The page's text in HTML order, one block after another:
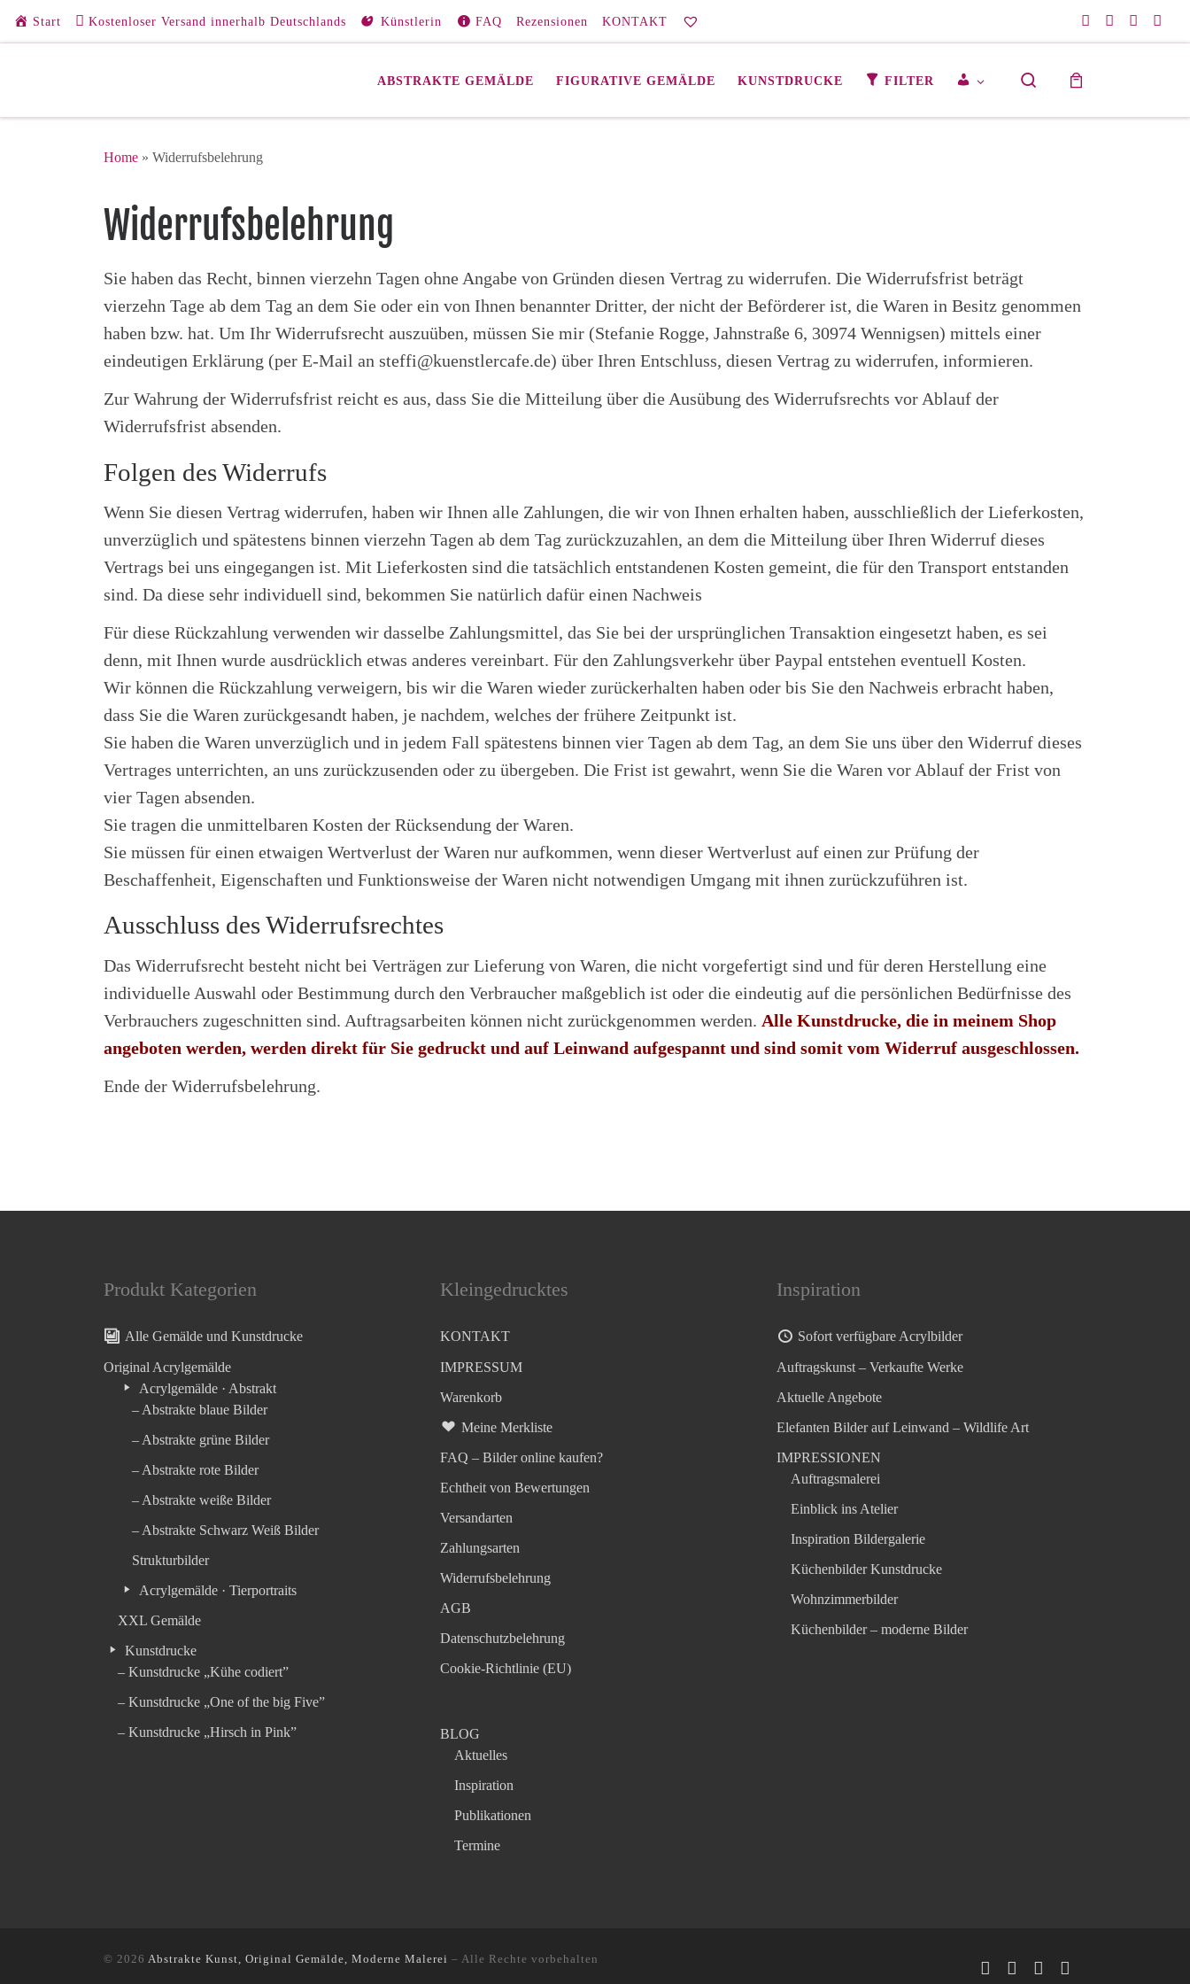
Zum Inhalt springen
Start Kostenloser Versand innerhalb Deutschlands Künstlerin FAQ Rezensionen KONTAKT
ABSTRAKTE GEMÄLDE FIGURATIVE GEMÄLDE KUNSTDRUCKE FILTER
M
I
Search
Home » Widerrufsbelehrung
Widerrufsbelehrung
Sie haben das Recht, binnen vierzehn Tagen ohne Angabe von Gründen diesen Vertrag zu widerrufen. Die Widerrufsfrist beträgt
vierzehn Tage ab dem Tag an dem Sie oder ein von Ihnen benannter Dritter, der nicht der Beförderer ist, die Waren in Besitz genommen
haben bzw. hat. Um Ihr Widerrufsrecht auszuüben, müssen Sie mir (Stefanie Rogge, Jahnstraße 6, 30974 Wennigsen) mittels einer
eindeutigen Erklärung (per E-Mail an steffi@kuenstlercafe.de) über Ihren Entschluss, diesen Vertrag zu widerrufen, informieren.
Zur Wahrung der Widerrufsfrist reicht es aus, dass Sie die Mitteilung über die Ausübung des Widerrufsrechts vor Ablauf der
Widerrufsfrist absenden.
Folgen des Widerrufs
Wenn Sie diesen Vertrag widerrufen, haben wir Ihnen alle Zahlungen, die wir von Ihnen erhalten haben, ausschließlich der Lieferkosten,
unverzüglich und spätestens binnen vierzehn Tagen ab dem Tag zurückzuzahlen, an dem die Mitteilung über Ihren Widerruf dieses
Vertrags bei uns eingegangen ist. Mit Lieferkosten sind die tatsächlich entstandenen Kosten gemeint, die für den Transport entstanden
sind. Da diese sehr individuell sind, bekommen Sie natürlich dafür einen Nachweis
Für diese Rückzahlung verwenden wir dasselbe Zahlungsmittel, das Sie bei der ursprünglichen Transaktion eingesetzt haben, es sei
denn, mit Ihnen wurde ausdrücklich etwas anderes vereinbart. Für den Zahlungsverkehr über Paypal entstehen eventuell Kosten.
Wir können die Rückzahlung verweigern, bis wir die Waren wieder zurückerhalten haben oder bis Sie den Nachweis erbracht haben,
dass Sie die Waren zurückgesandt haben, je nachdem, welches der frühere Zeitpunkt ist.
Sie haben die Waren unverzüglich und in jedem Fall spätestens binnen vier Tagen ab dem Tag, an dem Sie uns über den Widerruf dieses
Vertrages unterrichten, an uns zurückzusenden oder zu übergeben. Die Frist ist gewahrt, wenn Sie die Waren vor Ablauf der Frist von
vier Tagen absenden.
Sie tragen die unmittelbaren Kosten der Rücksendung der Waren.
Sie müssen für einen etwaigen Wertverlust der Waren nur aufkommen, wenn dieser Wertverlust auf einen zur Prüfung der
Beschaffenheit, Eigenschaften und Funktionsweise der Waren nicht notwendigen Umgang mit ihnen zurückzuführen ist.
Ausschluss des Widerrufsrechtes
Das Widerrufsrecht besteht nicht bei Verträgen zur Lieferung von Waren, die nicht vorgefertigt sind und für deren Herstellung eine
individuelle Auswahl oder Bestimmung durch den Verbraucher maßgeblich ist oder die eindeutig auf die persönlichen Bedürfnisse des
Verbrauchers zugeschnitten sind. Auftragsarbeiten können nicht zurückgenommen werden. Alle Kunstdrucke, die in meinem Shop
angeboten werden, werden direkt für Sie gedruckt und auf Leinwand aufgespannt und sind somit vom Widerruf ausgeschlossen.
Ende der Widerrufsbelehrung.
Produkt Kategorien
Alle Gemälde und Kunstdrucke
Original Acrylgemälde
Acrylgemälde · Abstrakt
– Abstrakte blaue Bilder
– Abstrakte grüne Bilder
– Abstrakte rote Bilder
– Abstrakte weiße Bilder
– Abstrakte Schwarz Weiß Bilder
Strukturbilder
Acrylgemälde · Tierportraits
XXL Gemälde
Kunstdrucke
– Kunstdrucke „Kühe codiert”
– Kunstdrucke „One of the big Five”
– Kunstdrucke „Hirsch in Pink”
Kleingedrucktes
KONTAKT
IMPRESSUM
Warenkorb
Meine Merkliste
FAQ – Bilder online kaufen?
Echtheit von Bewertungen
Versandarten
Zahlungsarten
Widerrufsbelehrung
AGB
Datenschutzbelehrung
Cookie-Richtlinie (EU)
BLOG
Aktuelles
Inspiration
Publikationen
Termine
Inspiration
Sofort verfügbare Acrylbilder
Auftragskunst – Verkaufte Werke
Aktuelle Angebote
Elefanten Bilder auf Leinwand – Wildlife Art
IMPRESSIONEN
Auftragsmalerei
Einblick ins Atelier
Inspiration Bildergalerie
Küchenbilder Kunstdrucke
Wohnzimmerbilder
Küchenbilder – moderne Bilder
© 2026 Abstrakte Kunst, Original Gemälde, Moderne Malerei – Alle Rechte vorbehalten